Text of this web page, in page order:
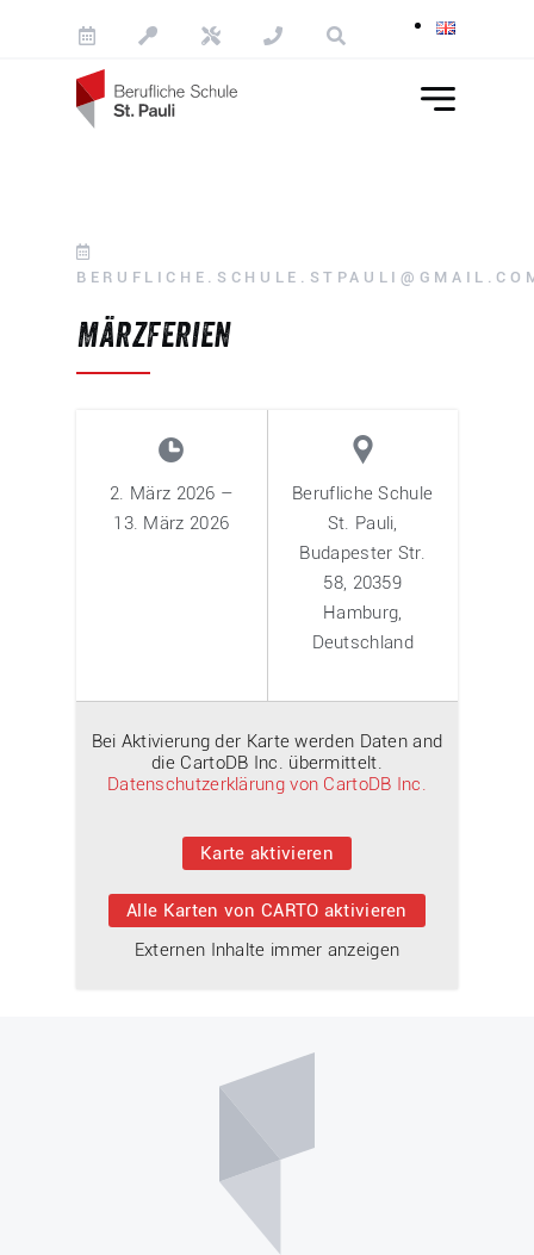
Märzferien
2. März 2026 –
13. März 2026
Berufliche Schule
St. Pauli,
Budapester Str.
58, 20359
Hamburg,
Deutschland
Bei Aktivierung der Karte werden Daten and
die CartoDB Inc. übermittelt.
Datenschutzerklärung von CartoDB Inc.
Karte aktivieren
Alle Karten von CARTO aktivieren
Externen Inhalte immer anzeigen